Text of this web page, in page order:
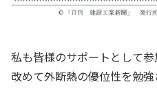
私も皆様のサポートとして参
改めて外断熱の優位性を勉